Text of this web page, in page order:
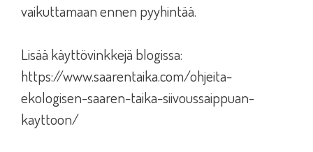
vaikuttamaan ennen pyyhintää.
Lisää käyttövinkkejä blogissa:
https://www.saarentaika.com/ohjeita-
ekologisen-saaren-taika-siivoussaippuan-
kayttoon/